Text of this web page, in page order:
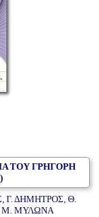
ΤΟΥ ΓΡΗΓΟΡΗ
Γ. ΔΗΜΗΤΡΟΣ, Θ.
Μ. ΜΥΛΩΝΑ